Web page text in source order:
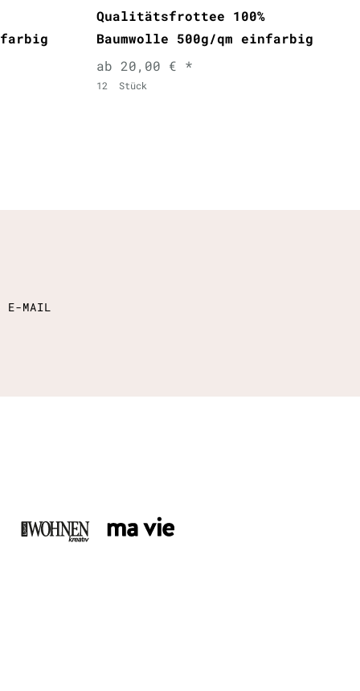
Qualitätsfrottee 100%
Baumwolle 500g/qm einfarbig
ab 20,00 € *
12 Stück
E-MAIL